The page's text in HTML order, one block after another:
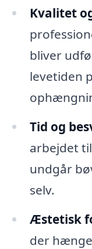
Kvalitet
bliver
levetiden
Tid og
arbejdet
undgår
selv.
Æstetisk
der